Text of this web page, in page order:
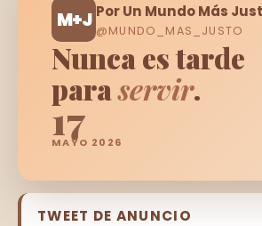
M+J Por Un Mundo Más
@MUNDO_MAS_JUSTO
Nunca es tarde
paraservir.
17
MAYO 2026
TWEET DE ANUNCIO